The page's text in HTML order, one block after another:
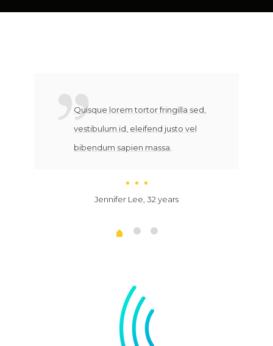
Quisque lorem tortor fringilla sed,
vestibulum id, eleifend justo vel
bibendum sapien massa.
Jennifer Lee, 32 years